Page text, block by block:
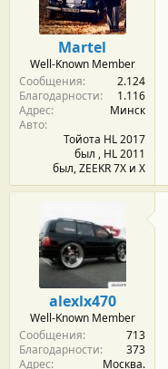
Martel
Well-Known Member
Сообщения
2.124
Благодарности
1.116
Адрес
Минск
Авто
Тойота HL 2017
был , HL 2011
был, ZEEKR 7X и Х
alexlx470
Well-Known Member
Сообщения
713
Благодарности
373
Адрес
Москва.